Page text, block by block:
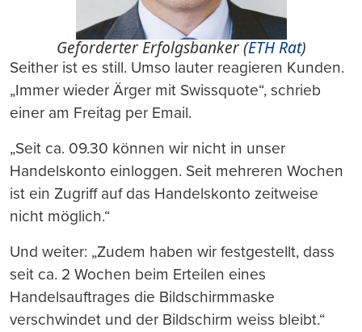
Geforderter Erfolgsbanker (ETH Rat)
Seither ist es still. Umso lauter reagieren Kunden.
„Immer wieder Ärger mit Swissquote“, schrieb
einer am Freitag per Email.
„Seit ca. 09.30 können wir nicht in unser
Handelskonto einloggen. Seit mehreren Wochen
ist ein Zugriff auf das Handelskonto zeitweise
nicht möglich.“
Und weiter: „Zudem haben wir festgestellt, dass
seit ca. 2 Wochen beim Erteilen eines
Handelsauftrages die Bildschirmmaske
verschwindet und der Bildschirm weiss bleibt.“